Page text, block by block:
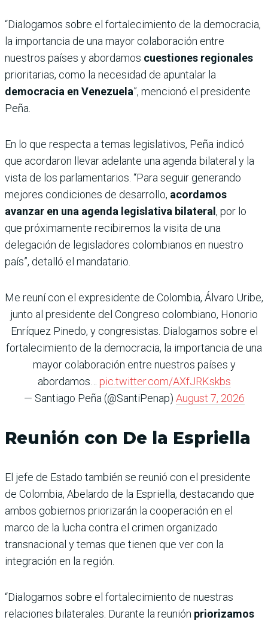
“Dialogamos sobre el fortalecimiento de la democracia,
la importancia de una mayor colaboración entre
nuestros países y abordamos cuestiones regionales
prioritarias, como la necesidad de apuntalar la
democracia en Venezuela”, mencionó el presidente
Peña.
En lo que respecta a temas legislativos, Peña indicó
que acordaron llevar adelante una agenda bilateral y la
vista de los parlamentarios. “Para seguir generando
mejores condiciones de desarrollo, acordamos
avanzar en una agenda legislativa bilateral, por lo
que próximamente recibiremos la visita de una
delegación de legisladores colombianos en nuestro
país”, detalló el mandatario.
Me reuní con el expresidente de Colombia, Álvaro Uribe,
junto al presidente del Congreso colombiano, Honorio
Enríquez Pinedo, y congresistas. Dialogamos sobre el
fortalecimiento de la democracia, la importancia de una
mayor colaboración entre nuestros países y
abordamos… pic.twitter.com/AXfJRKskbs
— Santiago Peña (@SantiPenap) August 7, 2026
Reunión con De la Espriella
El jefe de Estado también se reunió con el presidente
de Colombia, Abelardo de la Espriella, destacando que
ambos gobiernos priorizarán la cooperación en el
marco de la lucha contra el crimen organizado
transnacional y temas que tienen que ver con la
integración en la región.
“Dialogamos sobre el fortalecimiento de nuestras
relaciones bilaterales. Durante la reunión priorizamos